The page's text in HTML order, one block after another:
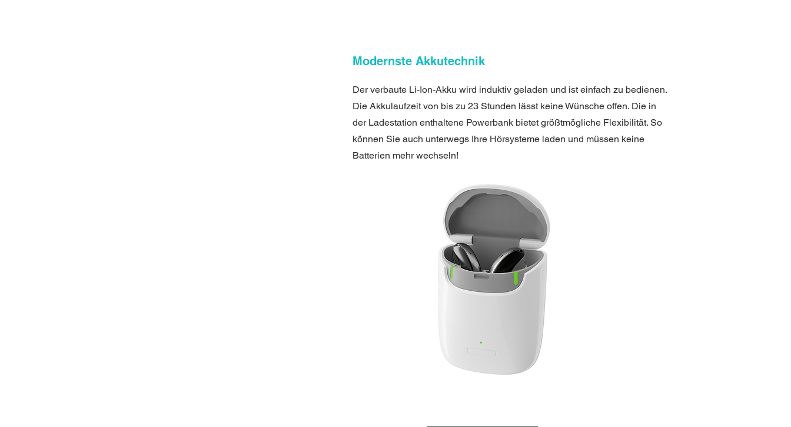
Modernste Akkutechnik
Der verbaute Li-Ion-Akku wird induktiv geladen und ist einfach zu bedienen.
Die Akkulaufzeit von bis zu 23 Stunden lässt keine Wünsche offen. Die in
der Ladestation enthaltene Powerbank bietet größtmögliche Flexibilität. So
können Sie auch unterwegs Ihre Hörsysteme laden und müssen keine
Batterien mehr wechseln!